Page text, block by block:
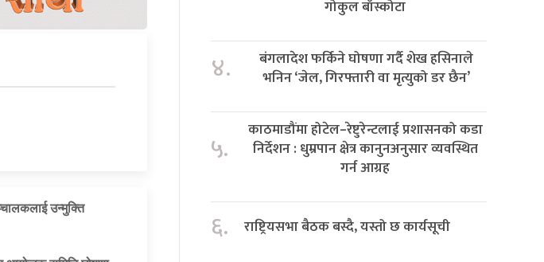
उन्मुक्ति
गोकुल बाँस्कोटा
४.
बंगलादेश फर्किने घोषणा गर्दै शेख हसिनाले
भनिन ‘जेल, गिरफ्तारी वा मृत्युको डर छैन’
५.
काठमाडौंमा होटेल–रेष्टुरेन्टलाई प्रशासनको कडा
निर्देशन : धुम्रपान क्षेत्र कानुनअनुसार व्यवस्थित
गर्न आग्रह
६. राष्ट्रियसभा बैठक बस्दै, यस्तो छ कार्यसूची